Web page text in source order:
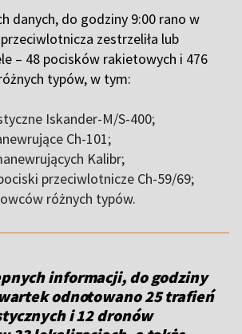
danych, do godziny 9:00 rano w
zestrzeliła lub
– 48 pocisków rakietowych i 476
typów, w tym:
Iskander-M/S-400;
Ch-101;
Kalibr;
przeciwlotnicze Ch-59/69;
różnych typów.
informacji, do godziny
odnotowano 25 trafień
i 12 dronów